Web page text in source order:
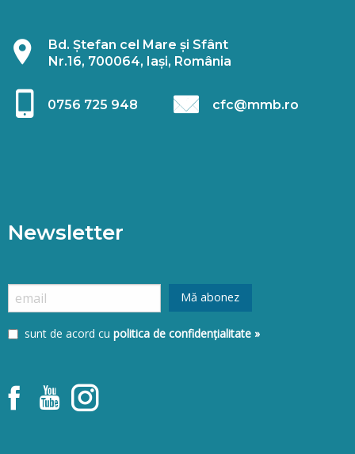
Bd. Ștefan cel Mare și Sfânt
Nr.16, 700064, Iași, România
0756 725 948 cfc@mmb.ro
Newsletter
sunt de acord cu politica de confidențialitate »